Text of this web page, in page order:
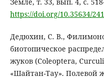
Земле, т. 33, вып. 4, c.
https://doi.org/10.35634/
Дедюхин, С. В.,
биотопическое
жуков (Coleoptera,
«Шайтан-Тау». Полевой